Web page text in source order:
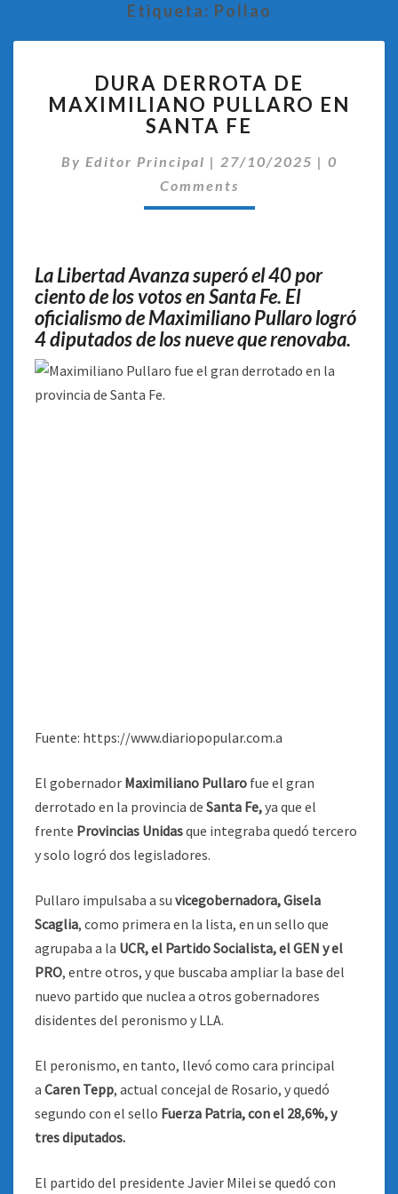
Etiqueta: Pollao
DERROTA
DE
MAXIMILIANO
EN
SANTA
DURA DERROTA DE
MAXIMILIANO PULLARO EN
SANTA FE
By Editor Principal | 27/10/2025 | 0
Comments
La Libertad Avanza superó el 40 por
ciento de los votos en Santa Fe. El
oficialismo de Maximiliano Pullaro logró
4 diputados de los nueve que renovaba.
Fuente: https://www.diariopopular.com.a
El gobernador Maximiliano Pullaro fue el gran
derrotado en la provincia de Santa Fe,ya que el
frente Provincias Unidasque integraba quedó tercero
y solo logró dos legisladores.
Pullaro impulsaba a su vicegobernadora, Gisela
Scaglia, como primera en la lista, en un sello que
agrupaba a la UCR, el Partido Socialista, el GEN y el
PRO, entre otros, y que buscaba ampliar la base del
nuevo partido que nuclea a otros gobernadores
disidentes del peronismo y LLA.
El peronismo, en tanto, llevó como cara principal
a Caren Tepp, actual concejal de Rosario, y quedó
segundo con el sello Fuerza Patria, con el 28,6%, y
tres diputados.
El partido del presidente Javier Milei se quedó con